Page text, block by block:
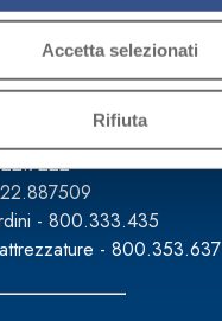
Accetta selezionati
Rifiuta
- 800.333.435
- 800.353.637